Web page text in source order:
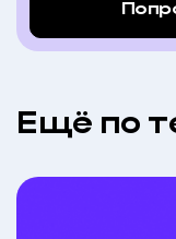
Eщё по